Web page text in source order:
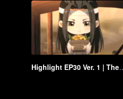
Highlight EP30